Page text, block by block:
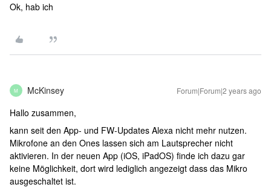
Ok, hab ich
M McKinsey Forum|Forum|2 years ago
Hallo zusammen,
kann seit den App- und FW-Updates Alexa nicht mehr nutzen.
Mikrofone an den Ones lassen sich am Lautsprecher nicht
aktivieren. In der neuen App (iOS, iPadOS) finde ich dazu gar
keine Möglichkeit, dort wird lediglich angezeigt dass das Mikro
ausgeschaltet ist.